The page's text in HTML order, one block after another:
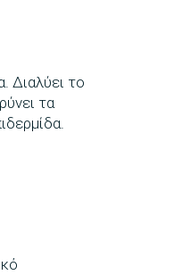
Διαλύει το
τα